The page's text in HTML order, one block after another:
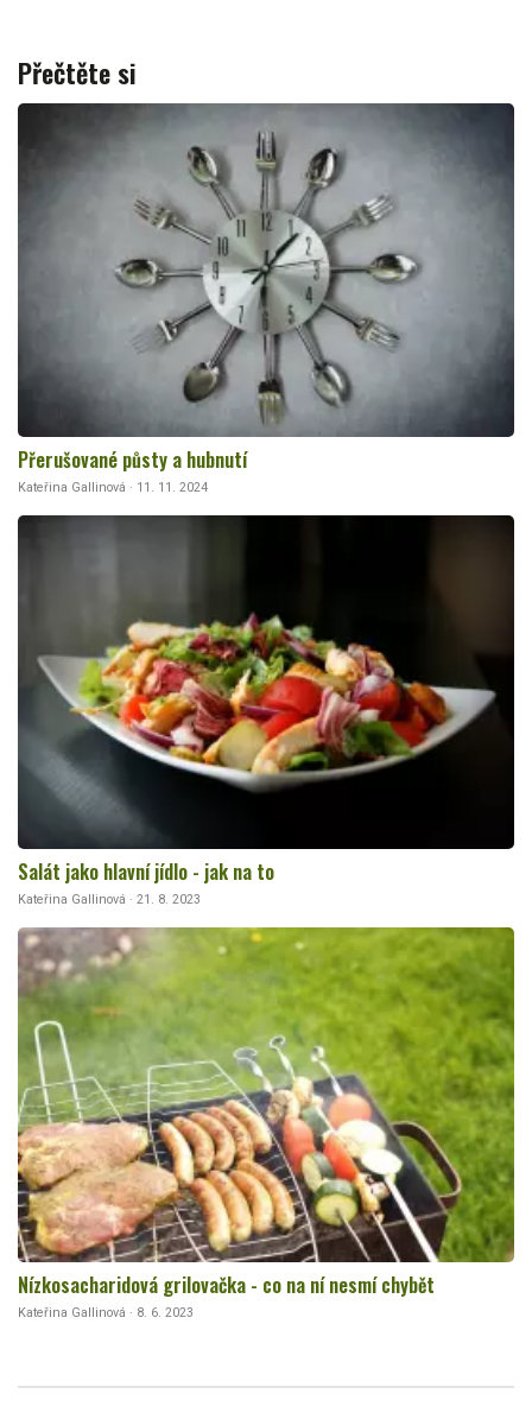
Přečtěte si
Přerušované půsty a hubnutí
Kateřina Gallinová · 11. 11. 2024
Salát jako hlavní jídlo - jak na to
Kateřina Gallinová · 21. 8. 2023
Nízkosacharidová grilovačka - co na ní nesmí chybět
Kateřina Gallinová · 8. 6. 2023